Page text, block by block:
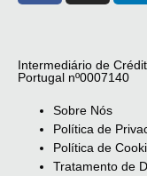
Intermediário de
Portugal nº0007140
Sobre Nós
Política de
Política de
Tratamento de